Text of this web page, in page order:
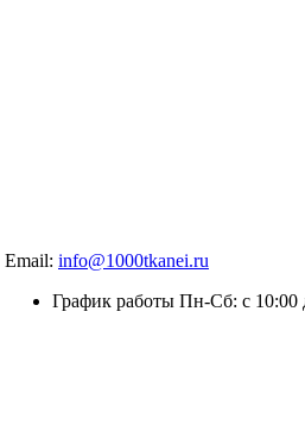
Email: info@1000tkanei.ru
График работы Пн-Сб: с